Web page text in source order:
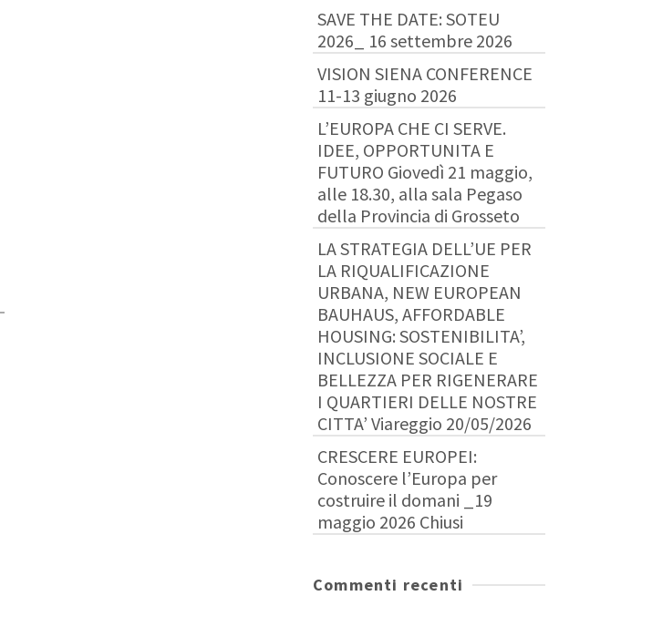
SAVE THE DATE: SOTEU
2026_ 16 settembre 2026
VISION SIENA CONFERENCE
11-13 giugno 2026
L’EUROPA CHE CI SERVE.
IDEE, OPPORTUNITA E
FUTURO Giovedì 21 maggio,
alle 18.30, alla sala Pegaso
della Provincia di Grosseto
LA STRATEGIA DELL’UE PER
LA RIQUALIFICAZIONE
URBANA, NEW EUROPEAN
BAUHAUS, AFFORDABLE
HOUSING: SOSTENIBILITA’,
INCLUSIONE SOCIALE E
BELLEZZA PER RIGENERARE
I QUARTIERI DELLE NOSTRE
CITTA’ Viareggio 20/05/2026
CRESCERE EUROPEI:
Conoscere l’Europa per
costruire il domani _19
maggio 2026 Chiusi
Commenti recenti